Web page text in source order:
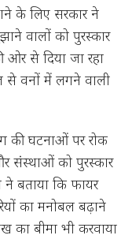
के लिए सरकार ने
वालों को पुरस्कार
ओर से दिया जा रहा
से वनों में लगने वाली
की घटनाओं पर रोक
संस्थाओं को पुरस्कार
ने बताया कि फायर
का मनोबल बढ़ाने
का बीमा भी करवाया